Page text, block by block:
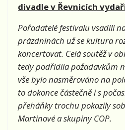
divadle v Řevnicích
Pořadatelé festivalu vsadili
prázdninách už se kultura
koncertovat. Celá soutěž v
tedy podřídila požadavkům
vše bylo nasměrováno na
to dokonce částečně i s
přeháňky trochu pokazily
Martinové a skupiny COP.